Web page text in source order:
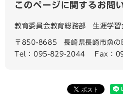
このページに関するお問
教育委員会教育総務部 生涯学習
〒850-8685
長崎県長崎市魚の
Tel：095-829-2044
Fax：